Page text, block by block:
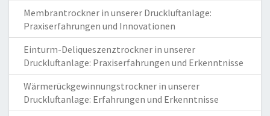
Membrantrockner in unserer Druckluftanlage:
Praxiserfahrungen und Innovationen
Einturm-Deliqueszenztrockner in unserer
Druckluftanlage: Praxiserfahrungen und Erkenntnisse
Wärmerückgewinnungstrockner in unserer
Druckluftanlage: Erfahrungen und Erkenntnisse